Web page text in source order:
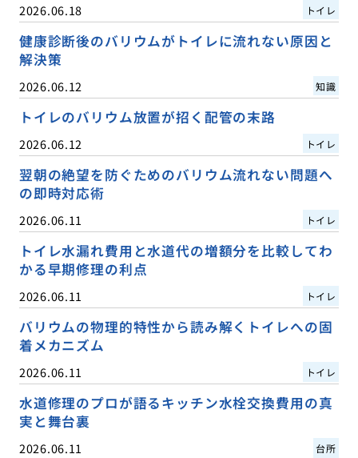
2026.06.18 トイレ
健康診断後のバリウムがトイレに流れない原因と
解決策
2026.06.12 知識
トイレのバリウム放置が招く配管の末路
2026.06.12 トイレ
翌朝の絶望を防ぐためのバリウム流れない問題へ
の即時対応術
2026.06.11 トイレ
トイレ水漏れ費用と水道代の増額分を比較してわ
かる早期修理の利点
2026.06.11 トイレ
バリウムの物理的特性から読み解くトイレへの固
着メカニズム
2026.06.11 トイレ
水道修理のプロが語るキッチン水栓交換費用の真
実と舞台裏
2026.06.11 台所